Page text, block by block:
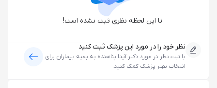
تا این لحظه نظری ثبت نشده است!
نظر خود را در مورد این پزشک ثبت کنید
با ثبت نظر در مورد دکتر آیدا پناهنده به بقیه بیماران برای
انتخاب بهتر پزشک کمک کنید.